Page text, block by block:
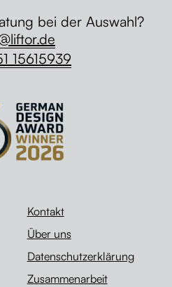
Kontakt
Über uns
Datenschutzerklärung
Zusammenarbeit
bei der Auswahl?
15615939